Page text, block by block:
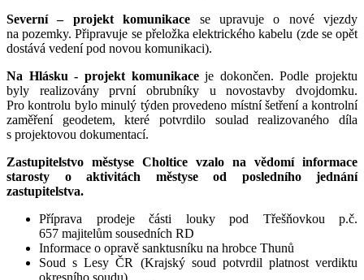
Severní – projekt komunikace se upravuje o nové vjezdy
na pozemky. Připravuje se přeložka elektrického kabelu (zde se opět
dostává vedení pod novou komunikaci).
Na Hlásku - projekt komunikaceje dokončen. Podle projektu
byly realizovány první obrubníky u novostavby dvojdomku.
Pro kontrolu bylo minulý týden provedeno místní šetření a kontrolní
zaměření geodetem, které potvrdilo soulad realizovaného díla
s projektovou dokumentací.
Zastupitelstvo městyse Choltice vzalo na vědomí informace
starosty o aktivitách městyse od posledního jednání
zastupitelstva.
Příprava prodeje části louky pod Třešňovkou p.č.
657 majitelům sousedních RD
Informace o opravě sanktusníku na hrobce Thunů
Soud s Lesy ČR (Krajský soud potvrdil platnost verdiktu
okresního soudu)